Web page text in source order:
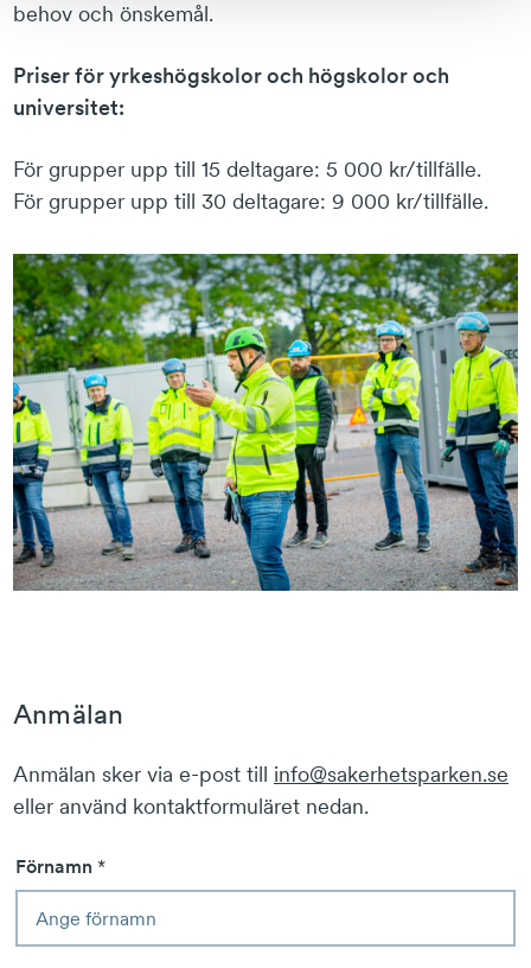
behov och önskemål.
Priser för yrkeshögskolor och högskolor och
universitet:
För grupper upp till 15 deltagare: 5 000 kr/tillfälle.
För grupper upp till 30 deltagare: 9 000 kr/tillfälle.
Anmälan
Anmälan sker via e-post till info@sakerhetsparken.se
eller använd kontaktformuläret nedan.
Förnamn *